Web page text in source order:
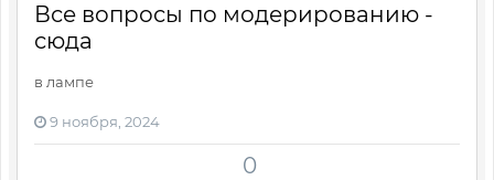
0
Все вопросы по модерированию -
сюда
в лампе
9 ноября, 2024